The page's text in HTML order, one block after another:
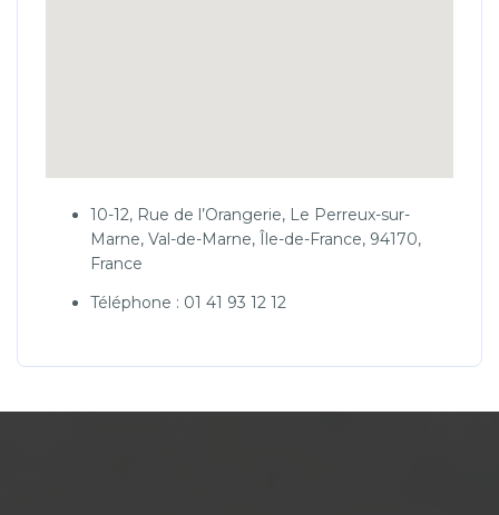
10-12, Rue de l’Orangerie, Le Perreux-sur-
Marne, Val-de-Marne, Île-de-France, 94170,
France
Téléphone : 01 41 93 12 12